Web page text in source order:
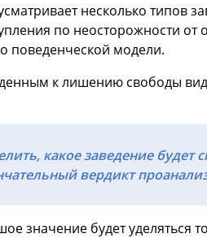
несколько типов
по неосторожности от
поведенческой модели.
к лишению свободы
какое заведение
вердикт
значение будет уделяться